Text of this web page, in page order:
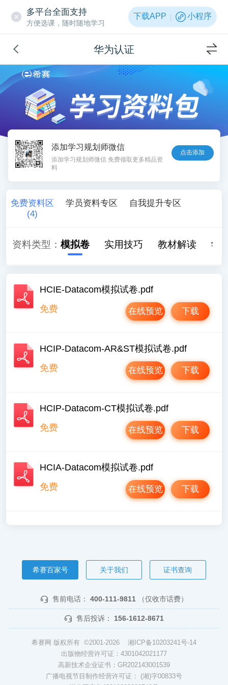
多平台全面支持
方便选课，随时随地学习
下载APP 小程序
华为认证
添加学习规划师微信
添加学习规划师微信 免费领取更多精品资
料
点击添加
免费资料区
(4)
学员资料专区 自我提升专区
资料类型：
历年真题 模拟卷 实用技巧 教材解读 学
HCIE-Datacom模拟试卷.pdf
免费
下载
在线预览
HCIP-Datacom-AR&ST模拟试卷.pdf
免费
下载
在线预览
HCIP-Datacom-CT模拟试卷.pdf
免费
下载
在线预览
HCIA-Datacom模拟试卷.pdf
免费
下载
在线预览
希赛百家号 关于我们 证书查询
售前电话： 400-111-9811 （仅收市话费）
售后投诉： 156-1612-8671
希赛网 版权所有 ©2001-2026 湘ICP备10203241号-14
出版物经营许可证：4301042021177
高新技术企业证书：GR202143001539
广播电视节目制作经营许可证： (湘)字00833号